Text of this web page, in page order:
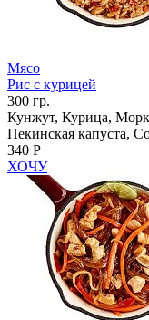
Мясо
Рис с курицей
300 гр.
Кунжут, Курица,
Пекинская капуста,
340 Р
ХОЧУ